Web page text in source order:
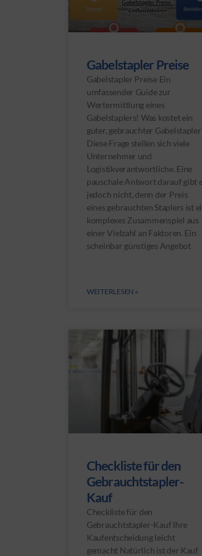
Gabelstapler Preise
Gabelstapler Preise Ein
umfassender Guide zur
Wertermittlung eines
Gabelstaplers! Was kostet ein
guter, gebrauchter
Diese Frage stellen sich viele
Unternehmer und
Logistikverantwortliche. Eine
pauschale Antwort darauf gibt
jedoch nicht, denn der Preis
eines gebrauchten Staplers ist
komplexes Zusammenspiel aus
einer Vielzahl an Faktoren. Ein
scheinbar günstiges Angebot
WEITERLESEN »
Checkliste für den
Gebrauchtstapler-
Kauf
Checkliste für den
Gebrauchtstapler-Kauf Ihre
Kaufentscheidung leicht
gemacht Natürlich ist der Kauf